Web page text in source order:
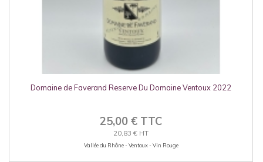
Domaine de Faverand Reserve Du Domaine Ventoux 2022
25,00 € TTC
20,83 € HT
Vallée du Rhône - Ventoux - Vin Rouge